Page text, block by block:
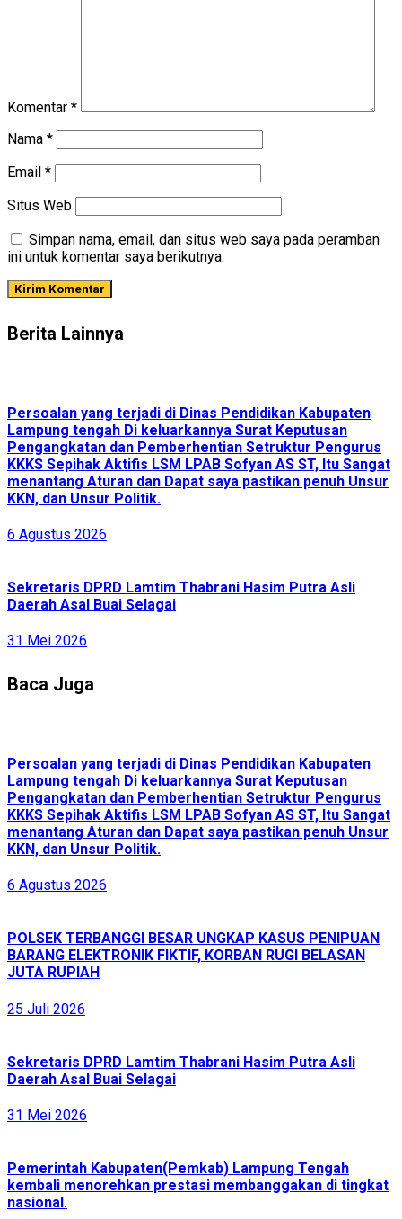
Komentar *
Nama *
Email *
Situs Web
Simpan nama, email, dan situs web saya pada peramban
ini untuk komentar saya berikutnya.
Berita Lainnya
Persoalan yang terjadi di Dinas Pendidikan Kabupaten
Lampung tengah Di keluarkannya Surat Keputusan
Pengangkatan dan Pemberhentian Setruktur Pengurus
KKKS Sepihak Aktifis LSM LPAB Sofyan AS ST, Itu Sangat
menantang Aturan dan Dapat saya pastikan penuh Unsur
KKN, dan Unsur Politik.
6 Agustus 2026
Sekretaris DPRD Lamtim Thabrani Hasim Putra Asli
Daerah Asal Buai Selagai
31 Mei 2026
Baca Juga
Persoalan yang terjadi di Dinas Pendidikan Kabupaten
Lampung tengah Di keluarkannya Surat Keputusan
Pengangkatan dan Pemberhentian Setruktur Pengurus
KKKS Sepihak Aktifis LSM LPAB Sofyan AS ST, Itu Sangat
menantang Aturan dan Dapat saya pastikan penuh Unsur
KKN, dan Unsur Politik.
6 Agustus 2026
POLSEK TERBANGGI BESAR UNGKAP KASUS PENIPUAN
BARANG ELEKTRONIK FIKTIF, KORBAN RUGI BELASAN
JUTA RUPIAH
25 Juli 2026
Sekretaris DPRD Lamtim Thabrani Hasim Putra Asli
Daerah Asal Buai Selagai
31 Mei 2026
Pemerintah Kabupaten(Pemkab) Lampung Tengah
kembali menorehkan prestasi membanggakan di tingkat
nasional.